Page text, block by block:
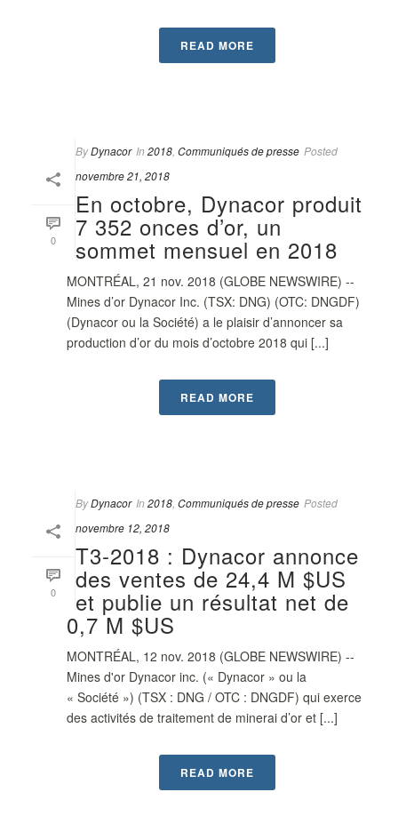
READ MORE
0
ByDynacor In 2018 Communiqués de presse Posted
novembre 21, 2018
En octobre, Dynacor produit
7 352 onces d’or, un
sommet mensuel en 2018
MONTRÉAL, 21 nov. 2018 (GLOBE NEWSWIRE) --
Mines d’or Dynacor Inc. (TSX: DNG) (OTC: DNGDF)
(Dynacor ou la Société) a le plaisir d’annoncer sa
production d’or du mois d’octobre 2018 qui [...]
READ MORE
0
ByDynacor In 2018 Communiqués de presse Posted
novembre 12, 2018
T3-2018 : Dynacor annonce
des ventes de 24,4 M $US
et publie un résultat net de
0,7 M $US
MONTRÉAL, 12 nov. 2018 (GLOBE NEWSWIRE) --
Mines d'or Dynacor inc. (« Dynacor » ou la
« Société ») (TSX : DNG / OTC : DNGDF) qui exerce
des activités de traitement de minerai d’or et [...]
READ MORE